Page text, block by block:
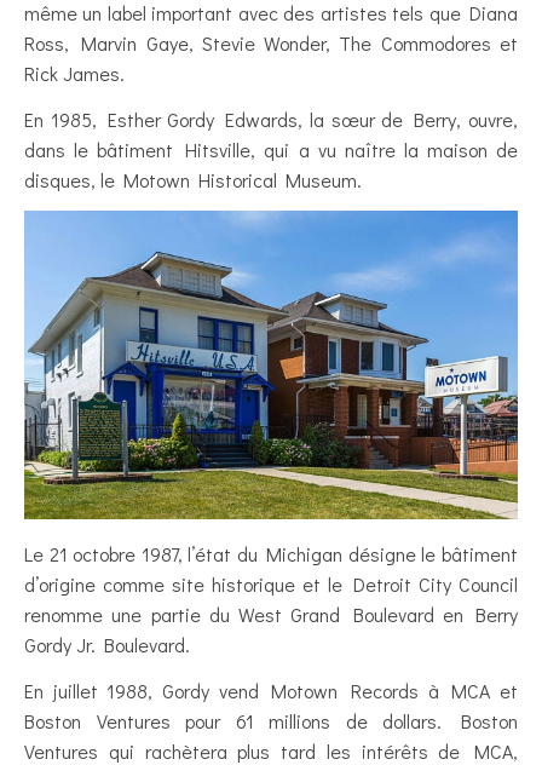
même un label important avec des artistes tels que Diana
Ross, Marvin Gaye, Stevie Wonder, The Commodores et
Rick James.
En 1985, Esther Gordy Edwards, la sœur de Berry, ouvre,
dans le bâtiment Hitsville, qui a vu naître la maison de
disques, le Motown Historical Museum.
Le 21 octobre 1987, l’état du Michigan désigne le bâtiment
d’origine comme site historique et le Detroit City Council
renomme une partie du West Grand Boulevard en Berry
Gordy Jr. Boulevard.
En juillet 1988, Gordy vend Motown Records à MCA et
Boston Ventures pour 61 millions de dollars. Boston
Ventures qui rachètera plus tard les intérêts de MCA,